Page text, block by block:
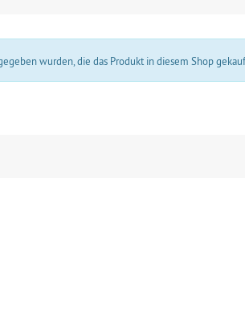
wurden, die das Produkt in diesem Shop